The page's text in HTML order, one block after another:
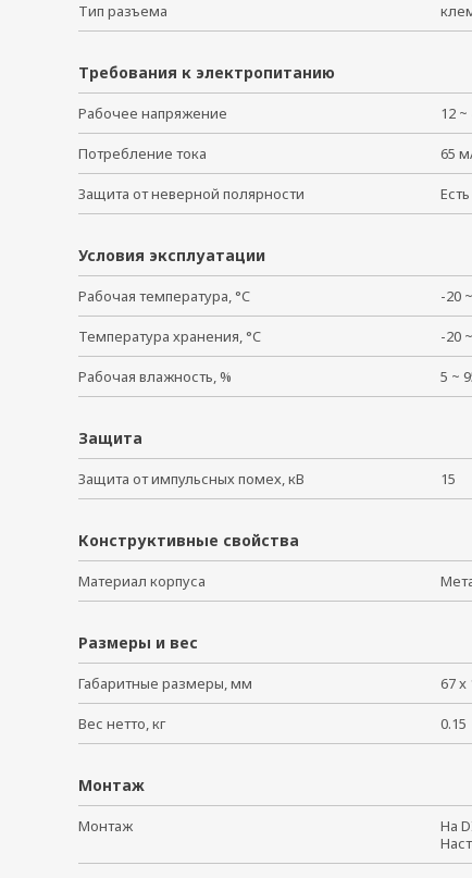
Тип разъема
Требования к электропитанию
Рабочее напряжение 12
Потребление тока 65
Защита от неверной полярности
Условия эксплуатации
Рабочая температура, °C -20
Температура хранения, °C -20
Рабочая влажность, % 5 ~
Защита
Защита от импульсных помех, кВ 15
Конструктивные свойства
Материал корпуса
Размеры и вес
Габаритные размеры, мм 67 x
Вес нетто, кг 0.15
Монтаж
Монтаж
На